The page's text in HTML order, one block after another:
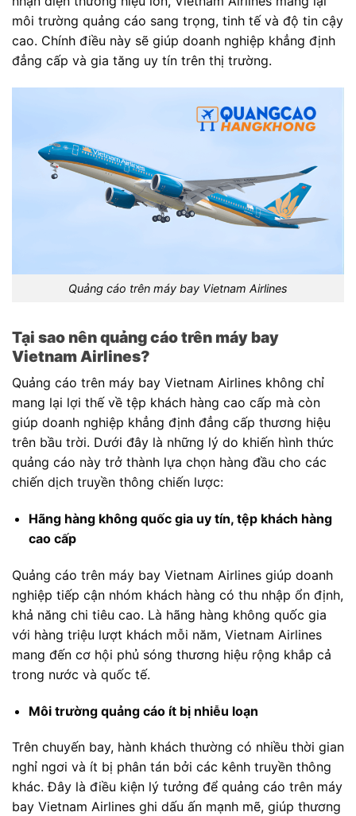
môi trường quảng cáo sang trọng, tinh tế và độ tin cậy
cao. Chính điều này sẽ giúp doanh nghiệp khẳng định
đẳng cấp và gia tăng uy tín trên thị trường.
Quảng cáo trên máy bay Vietnam Airlines
Tại sao nên quảng cáo trên máy bay
Vietnam Airlines?
Quảng cáo trên máy bay Vietnam Airlines không chỉ
mang lại lợi thế về tệp khách hàng cao cấp mà còn
giúp doanh nghiệp khẳng định đẳng cấp thương hiệu
trên bầu trời. Dưới đây là những lý do khiến hình thức
quảng cáo này trở thành lựa chọn hàng đầu cho các
chiến dịch truyền thông chiến lược:
Hãng hàng không quốc gia uy tín, tệp khách hàng
cao cấp
Quảng cáo trên máy bay Vietnam Airlines giúp doanh
nghiệp tiếp cận nhóm khách hàng có thu nhập ổn định,
khả năng chi tiêu cao. Là hãng hàng không quốc gia
với hàng triệu lượt khách mỗi năm, Vietnam Airlines
mang đến cơ hội phủ sóng thương hiệu rộng khắp cả
trong nước và quốc tế.
Môi trường quảng cáo ít bị nhiễu loạn
Trên chuyến bay, hành khách thường có nhiều thời gian
nghỉ ngơi và ít bị phân tán bởi các kênh truyền thông
khác. Đây là điều kiện lý tưởng để quảng cáo trên máy
bay Vietnam Airlines ghi dấu ấn mạnh mẽ, giúp thương